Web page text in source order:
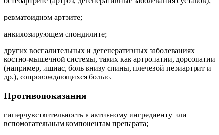
ревматоидном артрите;
анкилозирующем спондилите;
других воспалительных и дегенеративных заболеваниях
костно-мышечной системы, таких как артропатии, дорсопатии
(например, ишиас, боль внизу спины, плечевой периартрит и
др.), сопровождающихся болью.
Противопоказания
гиперчувствительность к активному ингредиенту или
вспомогательным компонентам препарата;